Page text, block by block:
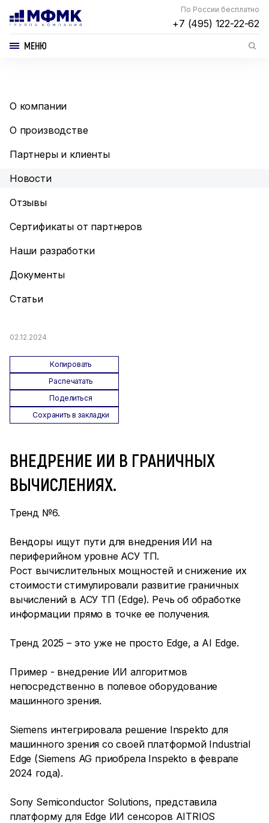
По России бесплатно
+7 (495) 122-22-62
МЕНЮ
О компании
О производстве
Партнеры и клиенты
Новости
Отзывы
Сертификаты от партнеров
Наши разработки
Документы
Статьи
02.12.2024
Копировать
Распечатать
Поделиться
Сохранить в закладки
ВНЕДРЕНИЕ ИИ В ГРАНИЧНЫХ
ВЫЧИСЛЕНИЯХ.
Тренд №6.
Вендоры ищут пути для внедрения ИИ на
периферийном уровне АСУ ТП.
Рост вычислительных мощностей и снижение их
стоимости стимулировали развитие граничных
вычислений в АСУ ТП (Edge). Речь об обработке
информации прямо в точке ее получения.
Тренд 2025 – это уже не просто Edge, а AI Edge.
Пример - внедрение ИИ алгоритмов
непосредственно в полевое оборудование
машинного зрения.
Siemens интегрировала решение Inspekto для
машинного зрения со своей платформой Industrial
Edge (Siemens AG приобрела Inspekto в феврале
2024 года).
Sony Semiconductor Solutions, представила
платформу для Edge ИИ сенсоров AITRIOS